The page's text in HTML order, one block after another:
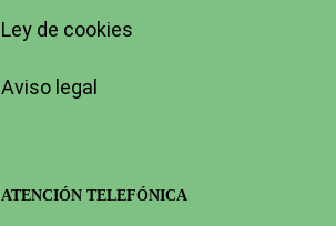
Ley de cookies
Aviso legal
ATENCIÓN TELEFÓNICA